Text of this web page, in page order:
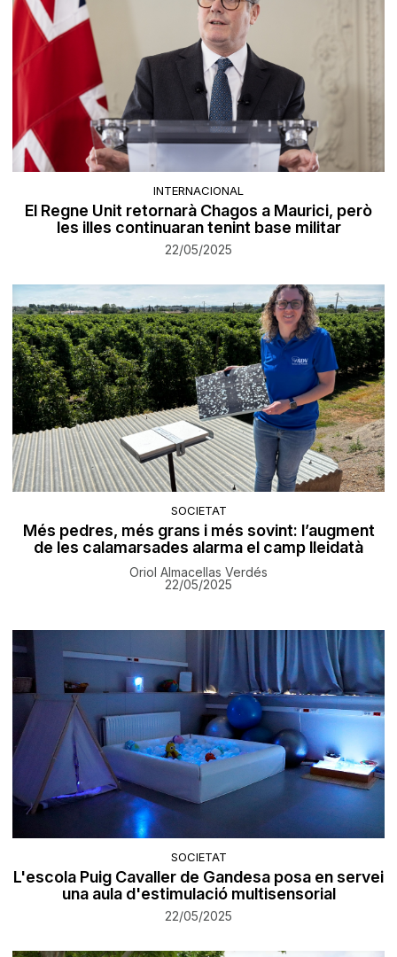
INTERNACIONAL
El Regne Unit retornarà Chagos a Maurici, però
les illes continuaran tenint base militar
22/05/2025
SOCIETAT
Més pedres, més grans i més sovint: l’augment
de les calamarsades alarma el camp lleidatà
Oriol Almacellas Verdés
22/05/2025
SOCIETAT
L'escola Puig Cavaller de Gandesa posa en servei
una aula d'estimulació multisensorial
22/05/2025